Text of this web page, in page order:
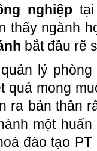
nghiệp
thấy ngành
bắt đầu rẽ
lý
quả mong
ra bản thân
một
đào tạo